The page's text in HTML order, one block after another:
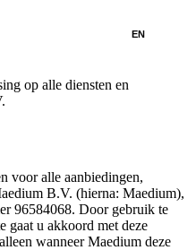
EN
op alle diensten en
voor alle aanbiedingen,
B.V. (hierna: Maedium),
96584068. Door gebruik te
gaat u akkoord met deze
wanneer Maedium deze